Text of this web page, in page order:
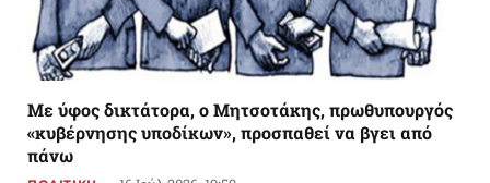
Με ύφος δικτάτορα, ο Μητσοτάκης, πρωθυπουργός
«κυβέρνησης υποδίκων», προσπαθεί να βγει από
πάνω